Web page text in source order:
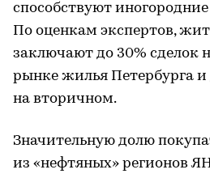
способствуют
По оценкам экспертов,
заключают до 30% сделок
рынке жилья Петербурга
на вторичном.
Значительную долю
из «нефтяных» регионов